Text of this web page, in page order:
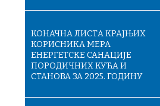
КОНАЧНA ЛИСТA КРАЈЊИХ
КОРИСНИКА МЕРА
ЕНЕРГЕТСКЕ САНАЦИЈЕ
ПОРОДИЧНИХ КУЋА И
СТАНОВА ЗА 2025. ГОДИНУ